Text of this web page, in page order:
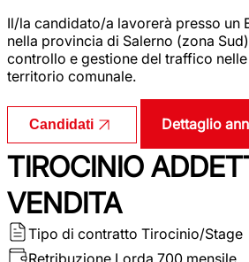
Il/la candidato/a lavorerà presso un
nella provincia di Salerno (zona
controllo e gestione del traffico
territorio comunale.
Candidati Dettaglio
TIROCINIO
VENDITA
Tipo di contratto Tirocinio/Stage
Retribuzione Lorda 700 mensile